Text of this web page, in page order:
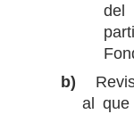
del
b)
al que